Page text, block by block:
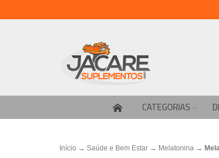
CATEGORIAS
Início → Saúde e Bem Estar → Melatonina →